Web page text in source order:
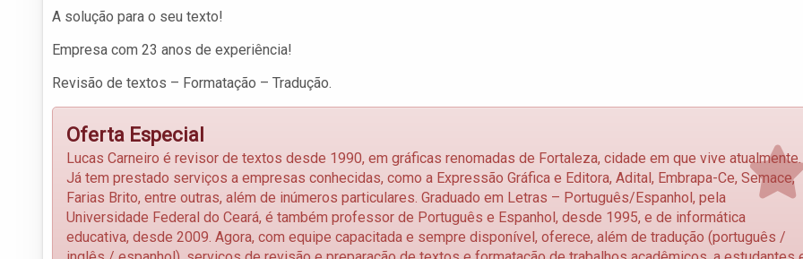
A solução para o seu texto!
Empresa com 23 anos de experiência!
Revisão de textos – Formatação – Tradução.
Oferta Especial
Lucas Carneiro é revisor de textos desde 1990, em gráficas renomadas de Fortaleza, cidade em que vive atualmente.
Já tem prestado serviços a empresas conhecidas, como a Expressão Gráfica e Editora, Adital, Embrapa-Ce, Semace,
Farias Brito, entre outras, além de inúmeros particulares. Graduado em Letras – Português/Espanhol, pela
Universidade Federal do Ceará, é também professor de Português e Espanhol, desde 1995, e de informática
educativa, desde 2009. Agora, com equipe capacitada e sempre disponível, oferece, além de tradução (português /